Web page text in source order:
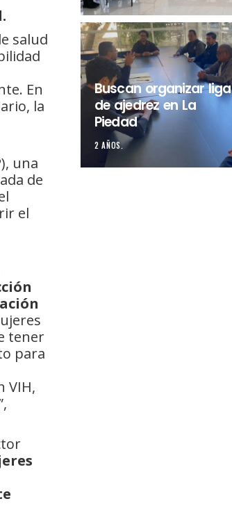
salud
En
la
una
de
el
tener
para
VIH,
Buscan organizar liga
de ajedrez en La
Piedad
2 AÑOS.